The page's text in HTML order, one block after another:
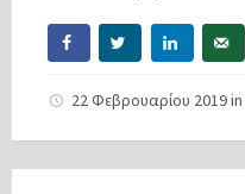
22 Φεβρουαρίου 2019in